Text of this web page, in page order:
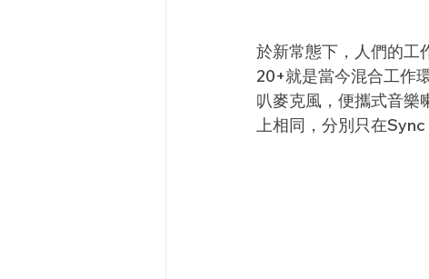
於新常態下，人們的工
20+就是當今混合工作
叭麥克風，便攜式音樂
上相同，分別只在Sync